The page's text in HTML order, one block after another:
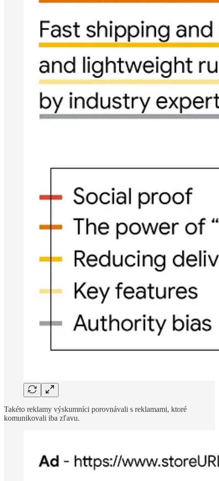
Takéto reklamy výskumníci porovnávali s reklamami, ktoré
komunikovali iba zľavu.